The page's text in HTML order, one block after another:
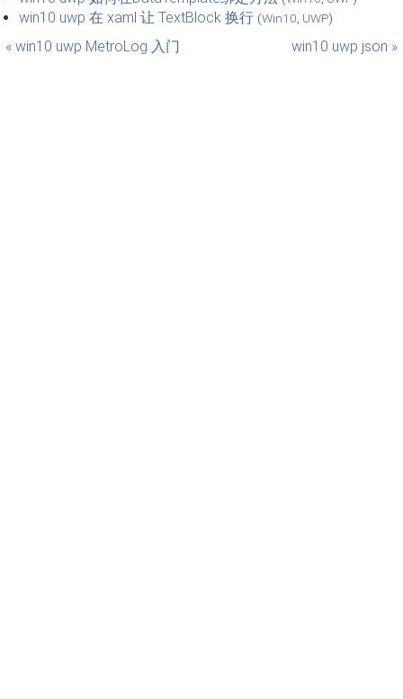
win10 uwp 在 xaml 让 TextBlock 换行 (Win10, UWP)
« win10 uwp MetroLog 入门 win10 uwp json »